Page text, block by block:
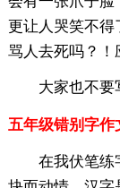
更让人哭笑不得
骂人去死吗？！
大家也不要
五年级错别字作
在我伏笔练